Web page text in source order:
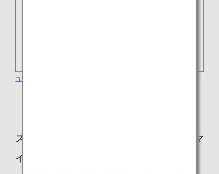
ユナイテッド航空
スター アライアンスのフライトでANAのマ
イルを貯める・使う